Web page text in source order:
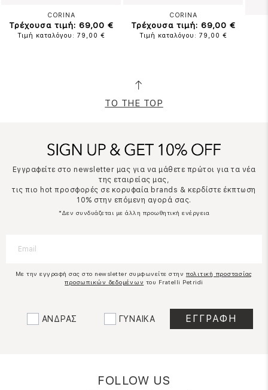
CORINA
Τρέχουσα τιμή: 69,00 €
Τιμή καταλόγου: 79,00 €
CORINA
Τρέχουσα τιμή: 69,00 €
Τιμή καταλόγου: 79,00 €
TO THE TOP
Εγγραφείτε στο newsletter μας για να μάθετε πρώτοι για τα νέα
της εταιρείας μας,
τις πιο hot προσφορές σε κορυφαία brands & κερδίστε έκπτωση
10% στην επόμενη αγορά σας.
*Δεν συνδυάζεται με άλλη προωθητική ενέργεια
Με την εγγραφή σας στο newsletter συμφωνείτε στην πολιτική προστασίας
προσωπικών δεδομένων του Fratelli Petridi
ΑΝΔΡΑΣ ΓΥΝΑΙΚΑ
FOLLOW US